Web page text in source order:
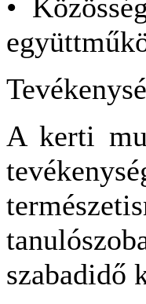
•
A kerti
szabadidő